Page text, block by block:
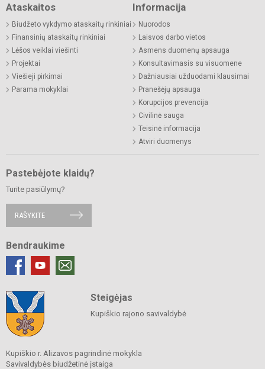
Ataskaitos
Biudžeto vykdymo ataskaitų rinkiniai
Finansinių ataskaitų rinkiniai
Lėšos veiklai viešinti
Projektai
Viešieji pirkimai
Parama mokyklai
Informacija
Nuorodos
Laisvos darbo vietos
Asmens duomenų apsauga
Konsultavimasis su visuomene
Dažniausiai užduodami klausimai
Pranešėjų apsauga
Korupcijos prevencija
Civilinė sauga
Teisinė informacija
Atviri duomenys
Pastebėjote klaidų?
Turite pasiūlymų?
RAŠYKITE
Bendraukime
Steigėjas
Kupiškio rajono savivaldybė
Kupiškio r. Alizavos pagrindinė mokykla
Savivaldybės biudžetinė įstaiga